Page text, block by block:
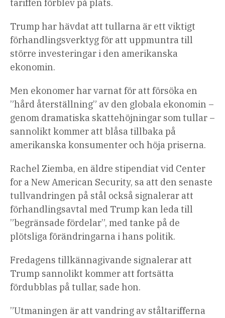
tariffen förblev på plats.
Trump har hävdat att tullarna är ett viktigt
förhandlingsverktyg för att uppmuntra till
större investeringar i den amerikanska
ekonomin.
Men ekonomer har varnat för att försöka en
”hård återställning” av den globala ekonomin –
genom dramatiska skattehöjningar som tullar –
sannolikt kommer att blåsa tillbaka på
amerikanska konsumenter och höja priserna.
Rachel Ziemba, en äldre stipendiat vid Center
for a New American Security, sa att den senaste
tullvandringen på stål också signalerar att
förhandlingsavtal med Trump kan leda till
”begränsade fördelar”, med tanke på de
plötsliga förändringarna i hans politik.
Fredagens tillkännagivande signalerar att
Trump sannolikt kommer att fortsätta
fördubblas på tullar, sade hon.
”Utmaningen är att vandring av ståltarifferna